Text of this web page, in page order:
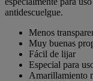
antidescuelgue.
Menos
Muy buenas
Fácil de lijar
Especial para
Amarillamiento